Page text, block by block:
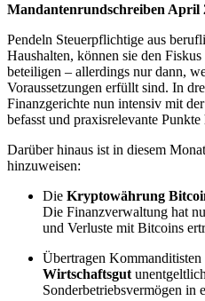
Mandantenrundschreiben April
Pendeln Steuerpflichtige aus
Haushalten, können sie den
beteiligen – allerdings nur dann,
Voraussetzungen erfüllt sind. In
Finanzgerichte nun intensiv mit der
befasst und praxisrelevante Punkte
Darüber hinaus ist in diesem
hinzuweisen:
Die Kryptowährung
Die Finanzverwaltung hat
und Verluste mit Bitcoins
Übertragen Kommanditisten
Wirtschaftsgut
Sonderbetriebsvermögen in